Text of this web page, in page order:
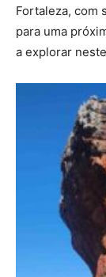
Fortaleza, com
para uma
a explorar